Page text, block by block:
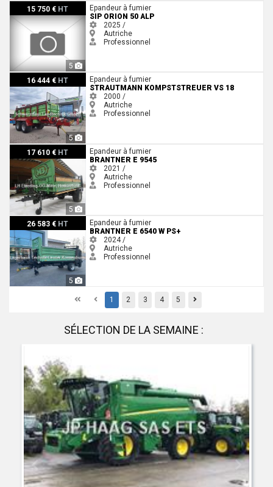
15 750 € HT
5
Sip Orion 50 ALP
Epandeur à fumier
SIP ORION 50 ALP
2025 /
Autriche
Professionnel
16 444 € HT
5
Strautmann Kompststreuer VS 18Epandeur à fumier
STRAUTMANN KOMPSTSTREUER VS 18
2000 /
Autriche
Professionnel
17 610 € HT
5
Brantner E 9545
Epandeur à fumier
BRANTNER E 9545
2021 /
Autriche
Professionnel
26 583 € HT
5
Brantner E 6540 W PS+
Epandeur à fumier
BRANTNER E 6540 W PS+
2024 /
Autriche
Professionnel
FirstPrevious
1 2 3 4 5 Previous
SÉLECTION DE LA SEMAINE :